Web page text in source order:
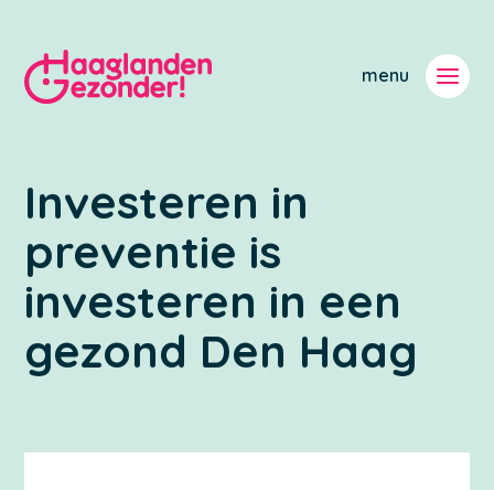
Investeren in
preventie is
investeren in een
gezond Den Haag